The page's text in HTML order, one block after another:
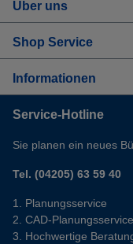
Über uns
Shop Service
Informationen
Service-Hotline
Sie planen ein neues
Tel. (04205) 63 59 40
Planungsservice
CAD-Planungsservice
Hochwertige